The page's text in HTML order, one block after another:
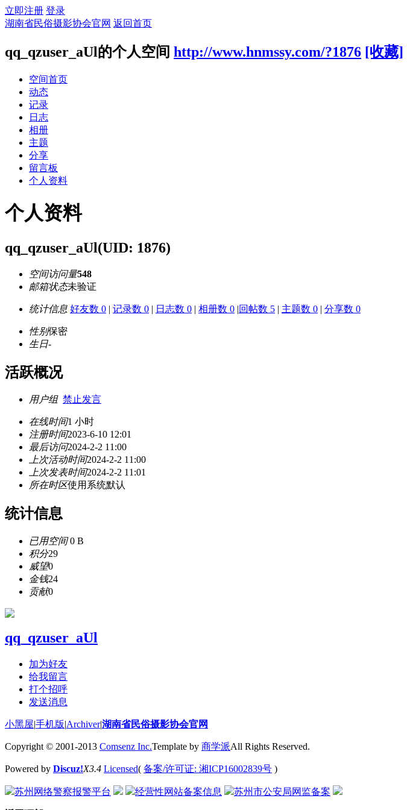
立即注册 登录
湖南省民俗摄影协会官网 返回首页
qq_qzuser_aUl的个人空间 http://www.hnmssy.com/?1876 [收藏]
空间首页
动态
记录
日志
相册
主题
分享
留言板
个人资料
个人资料
qq_qzuser_aUl(UID: 1876)
空间访问量548
邮箱状态未验证
统计信息 好友数 0 | 记录数 0 | 日志数 0 | 相册数 0 |回帖数 5 | 主题数 0 | 分享数 0
性别保密
生日-
活跃概况
用户组 禁止发言
在线时间1 小时
注册时间2023-6-10 12:01
最后访问2024-2-2 11:00
上次活动时间2024-2-2 11:00
上次发表时间2024-2-2 11:01
所在时区使用系统默认
统计信息
已用空间0 B
积分29
威望0
金钱24
贡献0
qq_qzuser_aUl
加为好友
给我留言
打个招呼
发送消息
小黑屋|手机版|Archiver|湖南省民俗摄影协会官网
Copyright © 2001-2013 Comsenz Inc.Template by 商学派All Rights Reserved.
Powered by Discuz!X3.4 Licensed( 备案/许可证: 湘ICP16002839号 )
苏州网络警察报警平台 经营性网站备案信息 苏州市公安局网监备案